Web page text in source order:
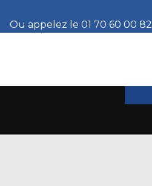
Ou appelez le 01 70 60 00 82